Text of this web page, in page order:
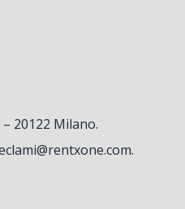
20122 Milano.
.